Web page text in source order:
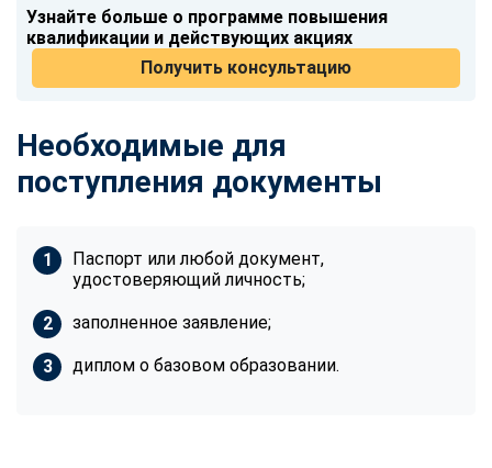
Узнайте больше о программе повышения
квалификации и действующих акциях
Получить консультацию
Необходимые для
поступления документы
Паспорт или любой документ,
удостоверяющий личность;
заполненное заявление;
диплом о базовом образовании.